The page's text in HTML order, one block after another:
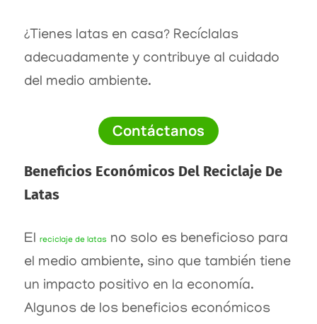
¿Tienes latas en casa? Recíclalas
adecuadamente y contribuye al cuidado
del medio ambiente.
Contáctanos
Beneficios Económicos Del Reciclaje De
Latas
El reciclaje de latas no solo es beneficioso para
el medio ambiente, sino que también tiene
un impacto positivo en la economía.
Algunos de los beneficios económicos